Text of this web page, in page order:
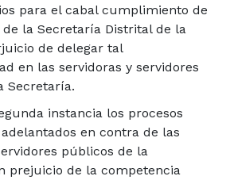
para el cabal cumplimiento de
la Secretaría Distrital de la
de delegar tal
en las servidoras y servidores
Secretaría.
instancia los procesos
en contra de las
públicos de la
prejuicio de la competencia